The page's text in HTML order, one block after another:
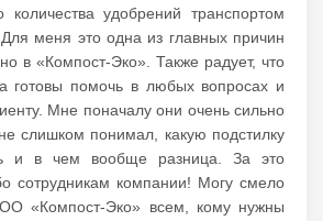
количества удобрений транспортом
меня это одна из главных причин
в «Компост-Эко». Также радует, что
готовы помочь в любых вопросах и
Мне поначалу они очень сильно
слишком понимал, какую подстилку
и в чем вообще разница. За это
сотрудникам компании! Могу смело
«Компост-Эко» всем, кому нужны